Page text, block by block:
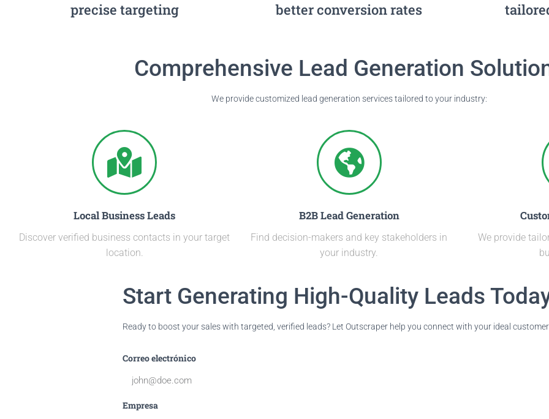
precise targeting
better conversion rates
Comprehensive Lead Generation
We provide customized lead generation servicestailored to your industry:
Local Business Leads
Discover verified business contacts in your target
location.
B2B Lead Generation
Find decision-makers and key stakeholders in
your industry.
We provide
Start Generating High-Quality Leads
Ready to boost your sales with targeted, verified leads? Let Outscraper help you connect with your ideal
Correo electrónico
Empresa